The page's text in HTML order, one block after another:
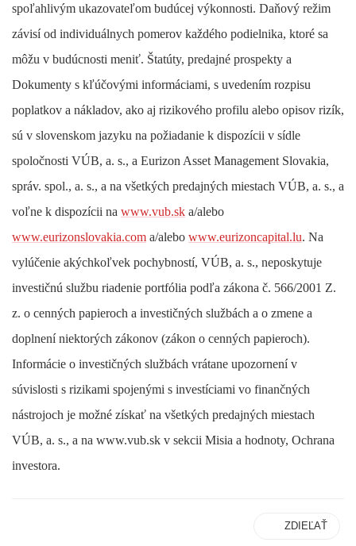
spoľahlivým ukazovateľom budúcej výkonnosti. Daňový režim
závisí od individuálnych pomerov každého podielnika, ktoré sa
môžu v budúcnosti meniť. Štatúty, predajné prospekty a
Dokumenty s kľúčovými informáciami, s uvedením rozpisu
poplatkov a nákladov, ako aj rizikového profilu alebo opisov rizík,
sú v slovenskom jazyku na požiadanie k dispozícii v sídle
spoločnosti VÚB, a. s., a Eurizon Asset Management Slovakia,
správ. spol., a. s., a na všetkých predajných miestach VÚB, a. s., a
voľne k dispozícii na www.vub.sk a/alebo
www.eurizonslovakia.com a/alebo www.eurizoncapital.lu. Na
vylúčenie akýchkoľvek pochybností, VÚB, a. s., neposkytuje
investičnú službu riadenie portfólia podľa zákona č. 566/2001 Z.
z. o cenných papieroch a investičných službách a o zmene a
doplnení niektorých zákonov (zákon o cenných papieroch).
Informácie o investičných službách vrátane upozornení v
súvislosti s rizikami spojenými s investíciami vo finančných
nástrojoch je možné získať na všetkých predajných miestach
VÚB, a. s., a na www.vub.sk v sekcii Misia a hodnoty, Ochrana
investora.
ZDIEĽAŤ